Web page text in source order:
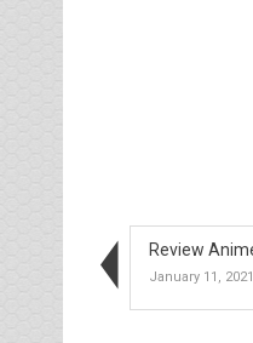
January 11, 2021